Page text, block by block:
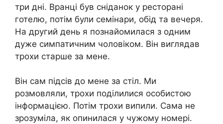
три дні. Вранці був сніданок у ресторані
готелю, потім були семінари, обід та вечеря.
На другий день я познайомилася з одним
дуже симпатичним чоловіком. Він виглядав
трохи старше за мене.
Він сам підсів до мене за стіл. Ми
розмовляли, трохи поділилися особистою
інформацією. Потім трохи випили. Сама не
зрозуміла, як опинилася у чужому номері.